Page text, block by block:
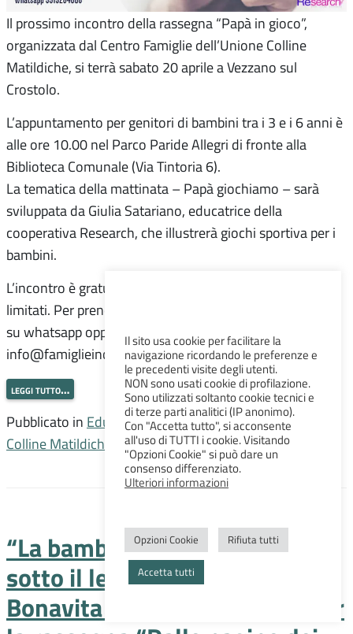
Il prossimo incontro della rassegna “Papà in gioco”,
organizzata dal Centro Famiglie dell’Unione Colline
Matildiche, si terrà sabato 20 aprile a Vezzano sul
Crostolo.
L’appuntamento per genitori di bambini tra i 3 e i 6 anni è
alle ore 10.00 nel Parco Paride Allegri di fronte alla
Biblioteca Comunale (Via Tintoria 6).
La tematica della mattinata – Papà giochiamo – sarà
sviluppata da Giulia Satariano, educatrice della
cooperativa Research, che illustrerà giochi sportiva per i
bambini.
L’incontro è gratuito con iscrizione obbligatoria e posti
limitati. Per prenotarsi scrivere al numero 391.3284068
su whatsapp oppure all’indirizzo
info@famiglieincentro.it. […]
leggi tutto…
Pubblicato in Educazione,Incontri,Sociale,Unione
Colline Matildiche
“La bambina con il romanzo
sotto il letto” di Maria Luisa
Bonavita a Quattro Castella per
Il sito usa cookie per facilitare la
navigazione ricordando le preferenze e
le precedenti visite degli utenti.
NON sono usati cookie di profilazione.
Sono utilizzati soltanto cookie tecnici e
di terze parti analitici (IP anonimo).
Con "Accetta tutto", si acconsente
all'uso di TUTTI i cookie. Visitando
"Opzioni Cookie" si può dare un
consenso differenziato.
Ulteriori informazioni
Opzioni Cookie Rifiuta tutti
Accetta tutti